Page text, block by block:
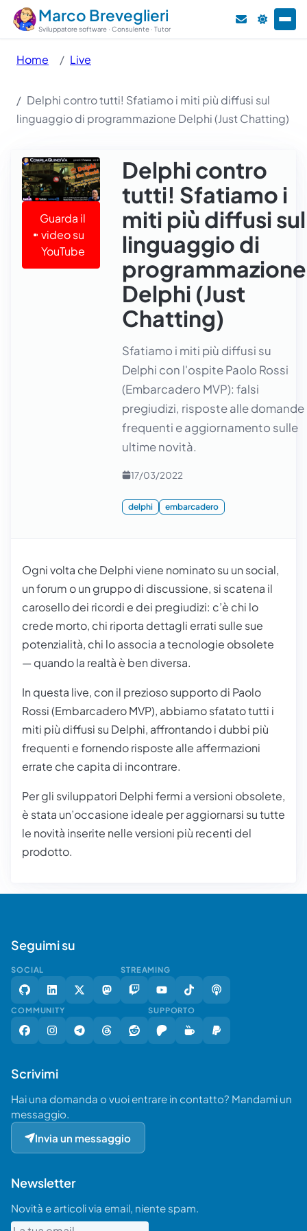
Marco Breveglieri
Sviluppatore software · Consulente · Tutor
Home Live
Delphi contro tutti! Sfatiamo i miti più diffusi sul
linguaggio di programmazione Delphi (Just Chatting)
Guarda il
video su
YouTube
Delphi contro
tutti! Sfatiamo i
miti più diffusi sul
linguaggio di
programmazione
Delphi (Just
Chatting)
Sfatiamo i miti più diffusi su
Delphi con l'ospite Paolo Rossi
(Embarcadero MVP): falsi
pregiudizi, risposte alle domande
frequenti e aggiornamento sulle
ultime novità.
17/03/2022
delphi embarcadero
Ogni volta che Delphi viene nominato su un social,
un forum o un gruppo di discussione, si scatena il
carosello dei ricordi e dei pregiudizi: c’è chi lo
crede morto, chi riporta dettagli errati sulle sue
potenzialità, chi lo associa a tecnologie obsolete
— quando la realtà è ben diversa.
In questa live, con il prezioso supporto di Paolo
Rossi (Embarcadero MVP), abbiamo sfatato tutti i
miti più diffusi su Delphi, affrontando i dubbi più
frequenti e fornendo risposte alle affermazioni
errate che capita di incontrare.
Per gli sviluppatori Delphi fermi a versioni obsolete,
è stata un’occasione ideale per aggiornarsi su tutte
le novità inserite nelle versioni più recenti del
prodotto.
Seguimi su
SOCIAL STREAMING
COMMUNITY SUPPORTO
Scrivimi
Hai una domanda o vuoi entrare in contatto? Mandami un
messaggio.
Invia un messaggio
Newsletter
Novità e articoli via email, niente spam.